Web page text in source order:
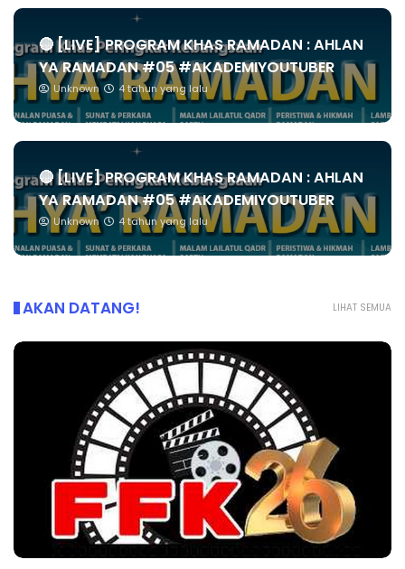
🔴 [LIVE] PROGRAM KHAS RAMADAN : AHLAN
YA RAMADAN #05 #AKADEMIYOUTUBER
Unknown 4 tahun yang lalu
🔴 [LIVE] PROGRAM KHAS RAMADAN : AHLAN
YA RAMADAN #05 #AKADEMIYOUTUBER
Unknown 4 tahun yang lalu
LIHAT SEMUA
AKAN DATANG!